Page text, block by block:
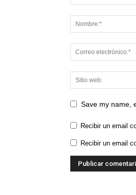
Save my name,
Recibir un email
Recibir un email